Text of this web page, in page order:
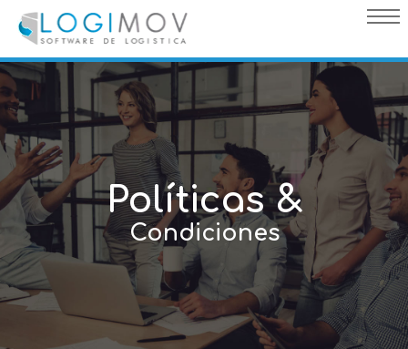
query failed, Table 'nwproject5_logimov.preload_images' doesn't
exist::SQL Query: /*qc=on*/ select * from preload_images where
pagina=38
Políticas &
Condiciones